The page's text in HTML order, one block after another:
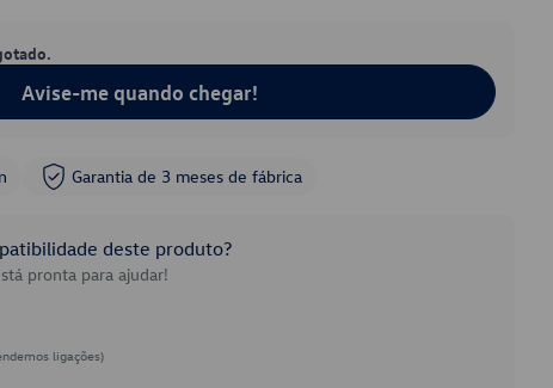
Avise-me quando chegar!
Garantia de 3 meses de fábrica
deste produto?
pronta para ajudar!
ligações)